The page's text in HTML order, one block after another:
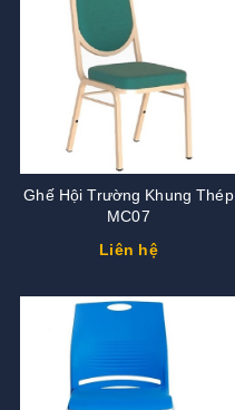
Ghế Hội Trường Khung Thép
MC07
Liên hệ